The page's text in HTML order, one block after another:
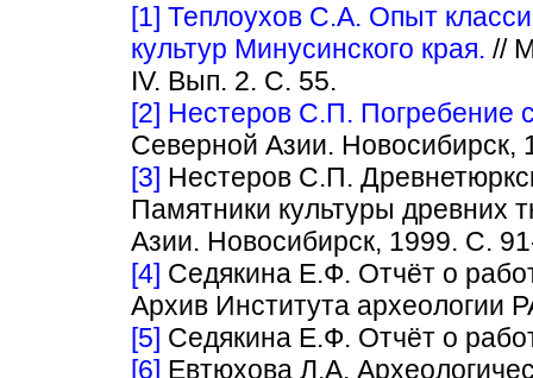
[1] Теплоухов С.А. Опыт
культур Минусинского края. //
IV. Вып. 2. С. 55.
[2] Нестеров С.П. Погребение
Северной Азии. Новосибирск,
[3] Нестеров С.П.
Памятники культуры
Азии. Новосибирск, 1999. С.
[4] Седякина Е.Ф. Отчёт о
Архив Института
[5] Седякина Е.Ф. Отчёт о
[6] Евтюхова Л.А.